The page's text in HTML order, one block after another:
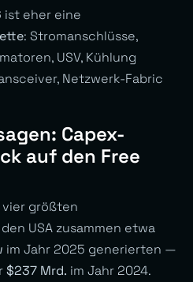
ist eher eine
: Stromanschlüsse,
USV, Kühlung
Netzwerk-Fabric
Capex-
auf den Free
vier größten
USA zusammen etwa
im Jahr 2025 generierten —
$237 Mrd. im Jahr 2024.